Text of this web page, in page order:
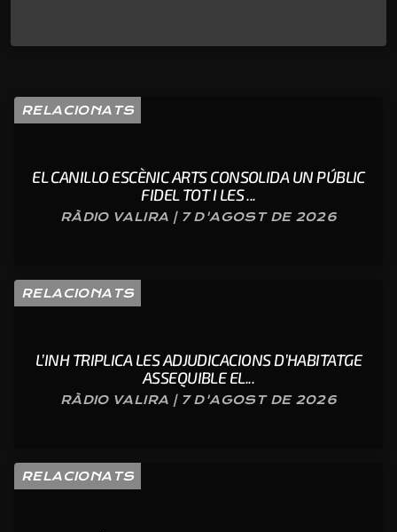
RELACIONATS
EL CANILLO ESCÈNIC ARTS CONSOLIDA UN PÚBLIC
FIDEL TOT I LES ...
RÀDIO VALIRA | 7 D'AGOST DE 2026
RELACIONATS
L’INH TRIPLICA LES ADJUDICACIONS D’HABITATGE
ASSEQUIBLE EL...
RÀDIO VALIRA | 7 D'AGOST DE 2026
RELACIONATS